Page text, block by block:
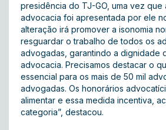
presidência do TJ-GO, uma vez que
advocacia foi apresentada por ele
alteração irá promover a isonomia
resguardar o trabalho de todos os
advogadas, garantindo a dignidade
advocacia. Precisamos destacar o
essencial para os mais de 50 mil
advogadas. Os honorários
alimentar e essa medida incentiva,
categoria”, destacou.